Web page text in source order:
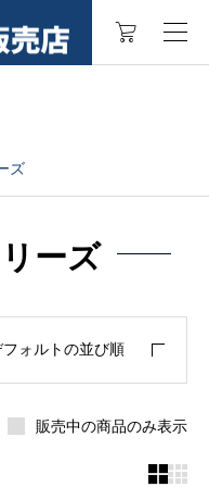
ズ
ーズ
フォルトの並び順
販売中の商品のみ表示
